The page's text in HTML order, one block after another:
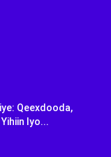
Qeexdooda,
Iyo...